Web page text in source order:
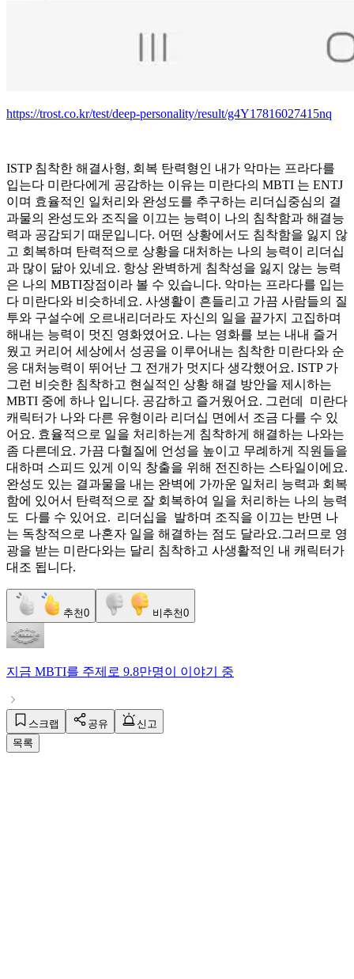
https://trost.co.kr/test/deep-personality/result/g4Y17816027415nq
ISTP 침착한 해결사형, 회복 탄력형인 내가 악마는 프라다를
입는다 미란다에게 공감하는 이유는 미란다의 MBTI 는 ENTJ
이며 효율적인 일처리와 완성도를 추구하는 리더십중심의 결
과물의 완성도와 조직을 이끄는 능력이 나의 침착함과 해결능
력과 공감되기 때문입니다. 어떤 상황에서도 침착함을 잃지 않
고 회복하며 탄력적으로 상황을 대처하는 나의 능력이 리더십
과 많이 닮아 있네요. 항상 완벽하게 침착성을 잃지 않는 능력
은 나의 MBTI장점이라 볼 수 있습니다. 악마는 프라다를 입는
다 미란다와 비슷하네요. 사생활이 흔들리고 가끔 사람들의 질
투와 구설수에 오르내리더라도 자신의 일을 끝가지 고집하며
해내는 능력이 멋진 영화였어요. 나는 영화를 보는 내내 즐거
웠고 커리어 세상에서 성공을 이루어내는 침착한 미란다와 순
응 대처능력이 뛰어난 그 전개가 멋지다 생각했어요. ISTP 가
그런 비슷한 침착하고 현실적인 상황 해결 방안을 제시하는
MBTI 중에 하나 입니다. 공감하고 즐거웠어요. 그런데 미란다
캐릭터가 나와 다른 유형이라 리더십 면에서 조금 다를 수 있
어요. 효율적으로 일을 처리하는게 침착하게 해결하는 나와는
좀 다른데요. 가끔 다혈질에 언성을 높이고 무례하게 직원들을
대하며 스피드 있게 이익 창출을 위해 전진하는 스타일이에요.
완성도 있는 결과물을 내는 완벽에 가까운 일처리 능력과 회복
함에 있어서 탄력적으로 잘 회복하여 일을 처리하는 나의 능력
도 다를 수 있어요. 리더십을 발하며 조직을 이끄는 반면 나
는 독창적으로 나혼자 일을 해결하는 점도 달라요.그러므로 영
광을 받는 미란다와는 달리 침착하고 사생활적인 내 캐릭터가
대조 됩니다.
추천0 비추천0
지금 MBTI를 주제로 9.8만명이 이야기 중
스크랩 공유
신고
목록